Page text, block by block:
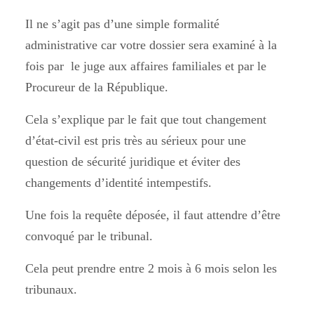
Il ne s’agit pas d’une simple formalité
administrative car votre dossier sera examiné à la
fois par le juge aux affaires familiales et par le
Procureur de la République.
Cela s’explique par le fait que tout changement
d’état-civil est pris très au sérieux pour une
question de sécurité juridique et éviter des
changements d’identité intempestifs.
Une fois la requête déposée, il faut attendre d’être
convoqué par le tribunal.
Cela peut prendre entre 2 mois à 6 mois selon les
tribunaux.